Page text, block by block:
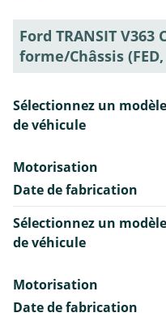
Ford TRANSIT
forme/Châssis (FED,
Sélectionnez un modèle
de véhicule
Motorisation
Date de fabrication
Sélectionnez un modèle
de véhicule
Motorisation
Date de fabrication